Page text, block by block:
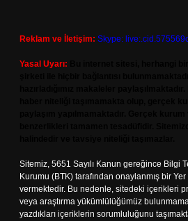
Reklam ve İletişim: Skype:
Yasal Uyarı:
Sitemiz, 5651 Sayılı Kanun gereğince Bilgi
Kurumu (BTK) tarafından onaylanmış bir
vermektedir. Bu nedenle, sitedeki içerikleri
veya araştırma yükümlülüğümüz
yazdıkları içeriklerin sorumluluğunu